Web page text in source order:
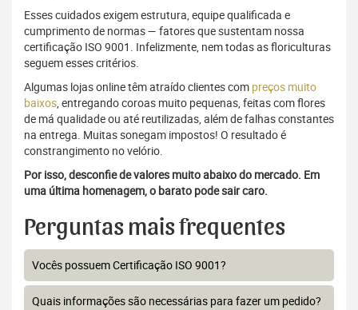
Esses cuidados exigem estrutura, equipe qualificada e
cumprimento de normas — fatores que sustentam nossa
certificação ISO 9001. Infelizmente, nem todas as floriculturas
seguem esses critérios.
Algumas lojas online têm atraído clientes com preços muito
baixos, entregando coroas muito pequenas, feitas com flores
de má qualidade ou até reutilizadas, além de falhas constantes
na entrega. Muitas sonegam impostos! O resultado é
constrangimento no velório.
Por isso, desconfie de valores muito abaixo do mercado. Em
uma última homenagem, o barato pode sair caro.
Perguntas mais frequentes
Vocês possuem Certificação ISO 9001?
Quais informações são necessárias para fazer um pedido?